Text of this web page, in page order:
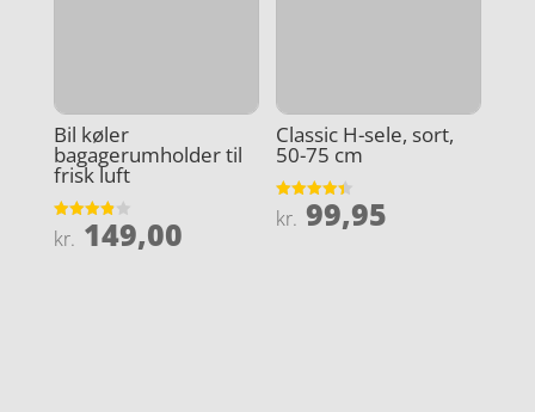
Bil køler
bagagerumholder til
frisk luft
Vurderet
3.9
kr. 149,00
Classic H-sele, sort,
50-75 cm
Vurderet
4.4
kr. 99,95